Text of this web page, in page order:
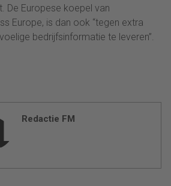
De Europese koepel van
Europe, is dan ook “tegen extra
bedrijfsinformatie te leveren”.
Redactie FM